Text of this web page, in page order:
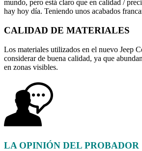
mundo, pero está claro que en calidad /
hay hoy día. Teniendo unos acabados
CALIDAD DE MATERIALES
Los materiales utilizados en el nuevo Jeep
considerar de buena calidad, ya que
en zonas visibles.
LA OPINIÓN DEL PROBADOR